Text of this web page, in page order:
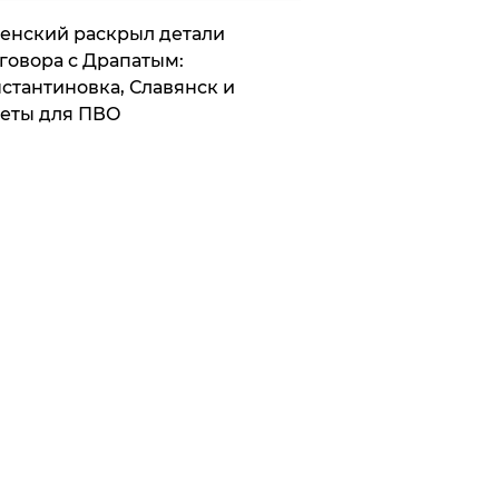
раскрыл детали
с Драпатым:
Славянск и
для ПВО